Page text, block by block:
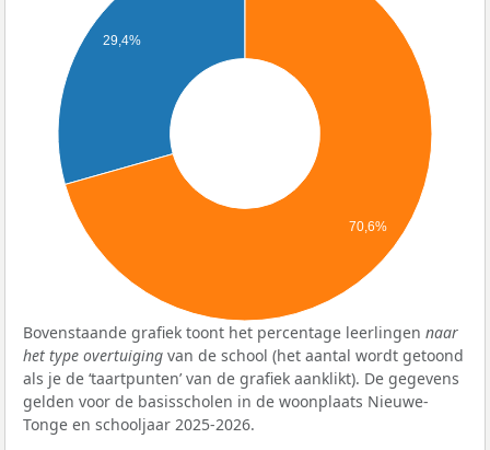
29,4%
70,6%
Bovenstaande grafiek toont het percentage leerlingen naar
het type overtuiging van de school (het aantal wordt getoond
als je de ‘taartpunten’ van de grafiek aanklikt). De gegevens
gelden voor de basisscholen in de woonplaats Nieuwe-
Tonge en schooljaar 2025-2026.